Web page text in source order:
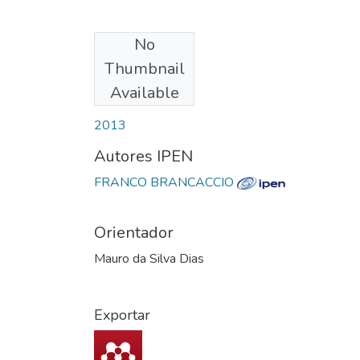
No
Thumbnail
Available
Download
Date
2013
Autores IPEN
FRANCO BRANCACCIO
Orientador
Mauro da Silva Dias
Exportar